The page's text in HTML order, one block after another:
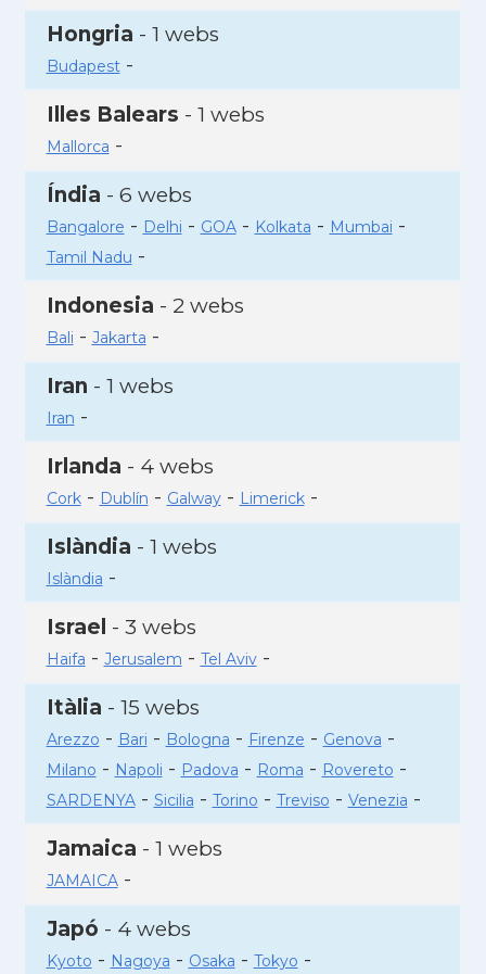
Hongria - 1 webs
Budapest-
Illes Balears - 1 webs
Mallorca -
Índia - 6 webs
Bangalore - Delhi - GOA- Kolkata - Mumbai -
Tamil Nadu -
Indonesia - 2 webs
Bali - Jakarta -
Iran - 1 webs
Iran -
Irlanda - 4 webs
Cork- Dublín - Galway- Limerick-
Islàndia - 1 webs
Islàndia -
Israel - 3 webs
Haifa - Jerusalem - Tel Aviv-
Itàlia - 15 webs
Arezzo - Bari - Bologna - Firenze - Genova -
Milano - Napoli - Padova - Roma - Rovereto -
SARDENYA- Sicilia - Torino - Treviso - Venezia -
Jamaica - 1 webs
JAMAICA-
Japó - 4 webs
Kyoto - Nagoya - Osaka - Tokyo -